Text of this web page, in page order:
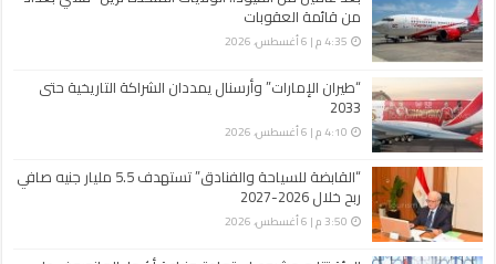
من قائمة العقوبات
4:35 م | 6 أغسطس، 2026
“طيران الإمارات” وأرسنال يمددان الشراكة التاريخية حتى
2033
4:10 م | 6 أغسطس، 2026
“القابضة للسياحة والفنادق” تستهدف 5.5 مليار جنيه صافي
ربح خلال 2026-2027
3:50 م | 6 أغسطس، 2026